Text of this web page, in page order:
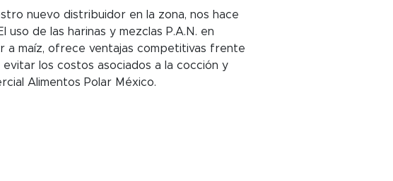
nuevo distribuidor en la zona, nos hace
de las harinas y mezclas P.A.N. en
maíz, ofrece ventajas competitivas frente
los costos asociados a la cocción y
Alimentos Polar México.